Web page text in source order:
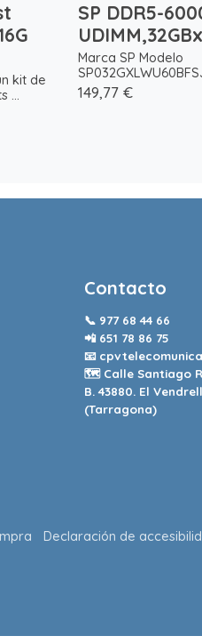
kit de
...
SP DDR5-
Marca SP Modelo
149,77 €
Contacto
📞 977 68 44 66
📲 651 78 86 75
📧
🗺️ Calle Santiago
B. 43880. El
(Tarragona)
Declaración de